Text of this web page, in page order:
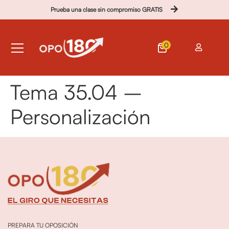
Prueba una clase sin compromiso GRATIS
0
Tema 35.04 –
Personalización
PREPARA TU OPOSICIÓN